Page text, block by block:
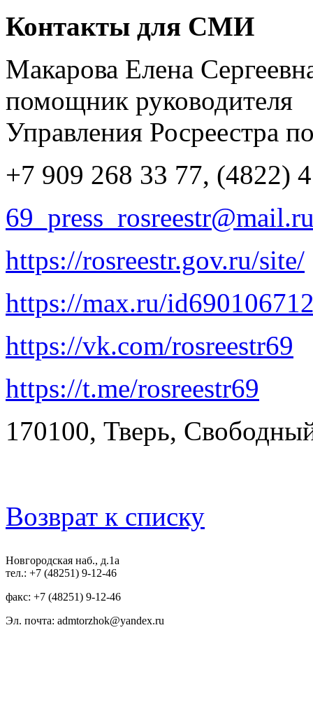
Контакты для СМИ
Макарова Елена
помощник руководителя
Управления Росреестра
+7 909 268 33 77, (4822)
https://rosreestr.gov.ru/site/
https://max.ru/
https://vk.com/rosreestr69
https://t.me/rosreestr69
170100, Тверь,
Возврат к списку
Новгородская наб., д.1а
тел.: +7 (48251) 9-12-46
факс: +7 (48251) 9-12-46
Эл. почта: admtorzhok@yandex.ru